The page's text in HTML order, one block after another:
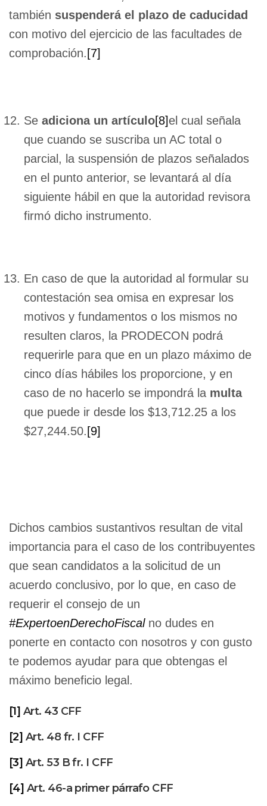
también suspenderá el plazo de caducidad
con motivo del ejercicio de las facultades de
comprobación. [7]
Se adiciona un artículo[8]el cual señala
que cuando se suscriba un AC total o
parcial, la suspensión de plazos señalados
en el punto anterior, se levantará al día
siguiente hábil en que la autoridad revisora
firmó dicho instrumento.
En caso de que la autoridad al formular su
contestación sea omisa en expresar los
motivos y fundamentos o los mismos no
resulten claros, la PRODECON podrá
requerirle para que en un plazo máximo de
cinco días hábiles los proporcione, y en
caso de no hacerlo se impondrá la multa
que puede ir desde los $13,712.25 a los
$27,244.50. [9]
Dichos cambios sustantivos resultan de vital
importancia para el caso de los contribuyentes
que sean candidatos a la solicitud de un
acuerdo conclusivo, por lo que, en caso de
requerir el consejo de un
#ExpertoenDerechoFiscalno dudes en
ponerte en contacto con nosotros y con gusto
te podemos ayudar para que obtengas el
máximo beneficio legal.
[1] Art. 43 CFF
[2] Art. 48 fr. I CFF
[3] Art. 53 B fr. I CFF
[4] Art. 46-a primer párrafo CFF